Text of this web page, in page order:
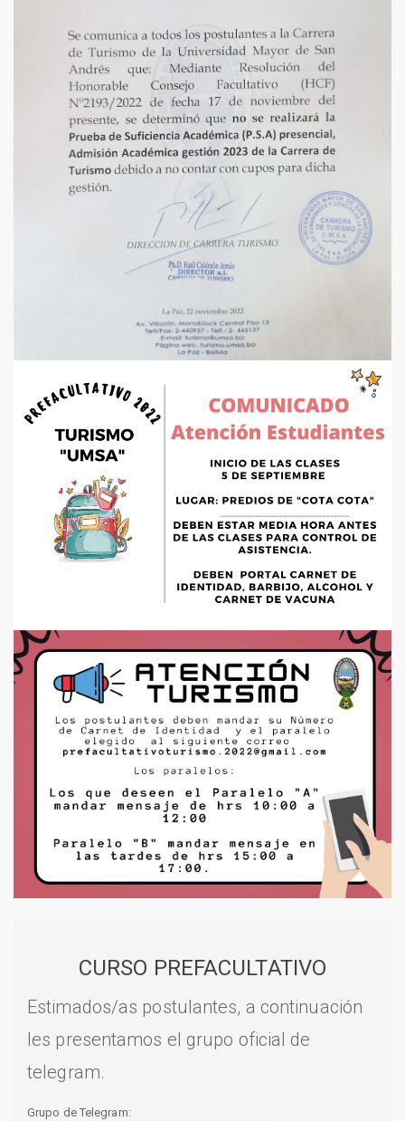
CURSO PREFACULTATIVO
Estimados/as postulantes, a continuación
les presentamos el grupo oficial de
telegram.
Grupo de Telegram: